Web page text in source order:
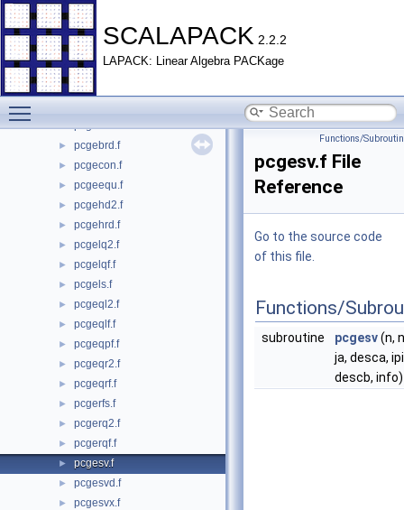
SCALAPACK 2.2.2
LAPACK: Linear Algebra PACKage
► pcdttrf.f
► pcdttrs.f
► pcdttrsv.f
► pcgbsv.f
► pcgbtrf.f
► pcgebd2.f
► pcgebrd.f
► pcgecon.f
► pcgeequ.f
► pcgehd2.f
► pcgehrd.f
► pcgelq2.f
► pcgelqf.f
► pcgels.f
► pcgeql2.f
► pcgeqlf.f
► pcgeqpf.f
► pcgeqr2.f
► pcgeqrf.f
► pcgerfs.f
► pcgerq2.f
► pcgerqf.f
► pcgesv.f
► pcgesvd.f
► pcgesvx.f
Functions/
pcgesv.f File
Reference
Go to the source code
of this file.
Functions/
subroutine pcgesv(n,
ja, desca,
descb, info)